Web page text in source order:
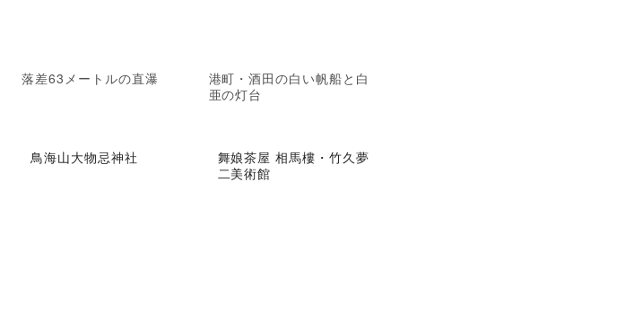
落差63メートルの直瀑
港町・酒田の白い帆船と白
亜の灯台
鳥海山大物忌神社
舞娘茶屋 相馬樓・竹久夢
二美術館